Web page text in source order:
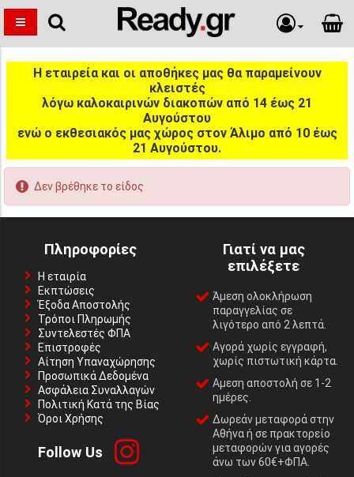
Η εταιρεία και οι αποθήκες μας θα παραμείνουν
κλειστές
λόγω καλοκαιρινών διακοπών από 14 έως 21
Αυγούστου
ενώ ο εκθεσιακός μας χώρος στον Άλιμο από 10 έως
21 Αυγούστου.
Δεν βρέθηκε το είδος
Πληροφορίες
Η εταιρία
Εκπτώσεις
Έξοδα Αποστολής
Τρόποι Πληρωμής
Συντελεστές ΦΠΑ
Επιστροφές
Αίτηση Υπαναχώρησης
Προσωπικά Δεδομένα
Ασφάλεια Συναλλαγών
Πολιτική Κατά της Βίας
Όροι Χρήσης
Follow Us
Γιατί να μας
επιλέξετε
Άμεση ολοκλήρωση
παραγγελίας σε
λιγότερο από 2 λεπτά.
Αγορά χωρίς εγγραφή,
χωρίς πιστωτική κάρτα.
Αμεση αποστολή σε 1-2
ημέρες.
Δωρεάν μεταφορά στην
Αθήνα ή σε πρακτορείο
μεταφορών για αγορές
άνω των 60€+ΦΠΑ.